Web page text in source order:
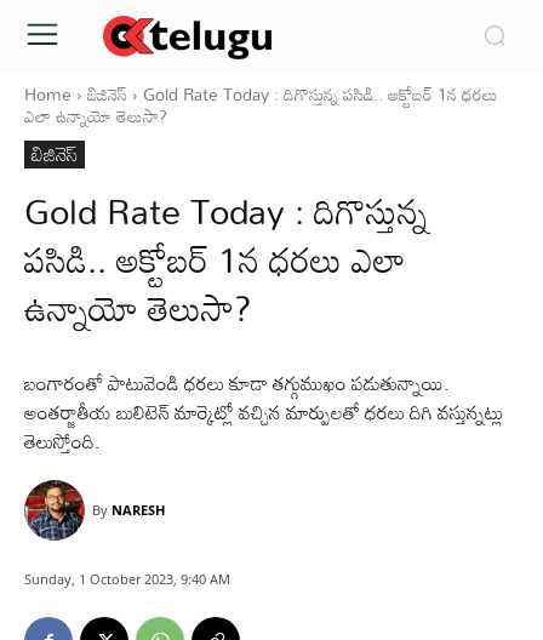
Home బిజినెస్ Gold Rate Today : దిగొస్తున్న పసిడి.. అక్టోబర్ 1న ధరలు
ఎలా ఉన్నాయో తెలుసా?
బిజినెస్
Gold Rate Today : దిగొస్తున్న
పసిడి.. అక్టోబర్ 1న ధరలు ఎలా
ఉన్నాయో తెలుసా?
బంగారంతో పాటువెండి ధరలు కూడా తగ్గుముఖం పడుతున్నాయి.
అంతర్జాతీయ బులిటెన్ మార్కెట్లో వచ్చిన మార్పులతో ధరలు దిగి వస్తున్నట్లు
తెలుస్తోంది.
By NARESH
Sunday, 1 October 2023, 9:40 AM